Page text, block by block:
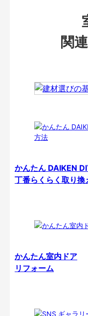
関
かんたん DAIKEN
丁番らくらく取り換
かんたん室内ドア
リフォーム